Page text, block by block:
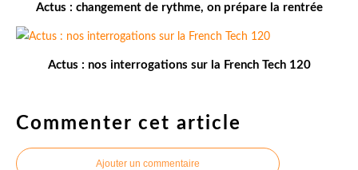
Actus : changement de rythme, on prépare la rentrée
Actus : nos interrogations sur la French Tech 120
Commenter cet article
Ajouter un commentaire